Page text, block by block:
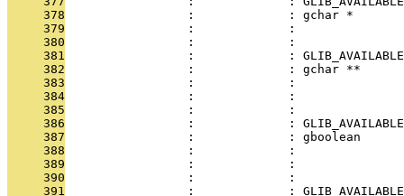
     378
:             : gchar *
     379
:             :
     380
                 :             :
     381
:             :
     382
:             : gchar **
     383
:             :
     384
:             :
     385
                 :             :
     386
:             :
     387
:             : gboolean
     388
:             :
     389
:             :
     390
                 :             :
     391
:             :